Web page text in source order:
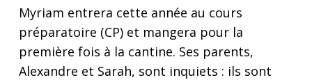
Myriam entrera cette année au cours
préparatoire (CP) et mangera pour la
première fois à la cantine. Ses parents,
Alexandre et Sarah, sont inquiets : ils sont